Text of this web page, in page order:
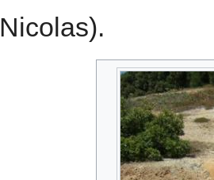
Nicolas).